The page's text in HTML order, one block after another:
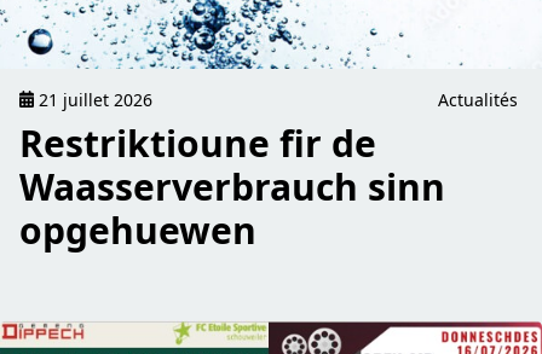
21 juillet 2026 Actualités
Restriktioune fir de
Waasserverbrauch sinn
opgehuewen
read Eng Woch volle Programm, éier et an d’Summerpaus